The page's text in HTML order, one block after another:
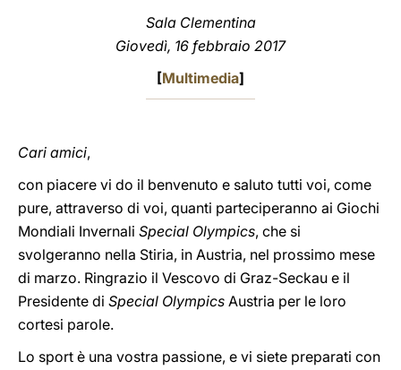
Sala Clementina
Giovedì, 16 febbraio 2017
[Multimedia]
Cari amici,
con piacere vi do il benvenuto e saluto tutti voi, come
pure, attraverso di voi, quanti parteciperanno ai Giochi
Mondiali Invernali Special Olympics, che si
svolgeranno nella Stiria, in Austria, nel prossimo mese
di marzo. Ringrazio il Vescovo di Graz-Seckau e il
Presidente di Special Olympics Austria per le loro
cortesi parole.
Lo sport è una vostra passione, e vi siete preparati con